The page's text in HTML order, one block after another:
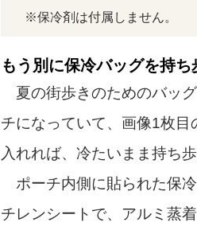
※保冷剤は付属しません。
もう別に保冷バッグを持ち
夏の街歩きのためのバッ
チになっていて、画像1枚
入れれば、冷たいまま持ち歩
ポーチ内側に貼られた保
チレンシートで、アルミ蒸